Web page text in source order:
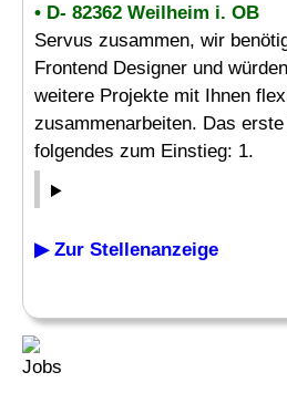
• D- 82362 Weilheim i. OB
Servus zusammen, wir
Frontend Designer und
weitere Projekte mit Ihnen
zusammenarbeiten. Das
folgendes zum Einstieg: 1.
▶ Zur Stellenanzeige